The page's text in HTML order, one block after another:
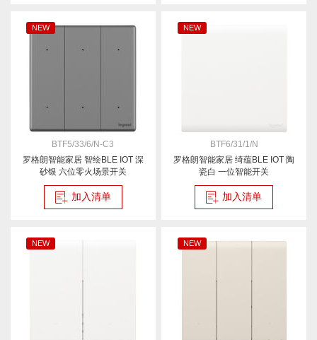
NEW
BTF5/33/6/N-C3
罗格朗智能家居 智绘BLE IOT 深
砂银 六位零火场景开关
加入清单
NEW
BTF6/31/1/N
罗格朗智能家居 绮蕴BLE IOT 陶
瓷白 一位智能开关
加入清单
NEW NEW